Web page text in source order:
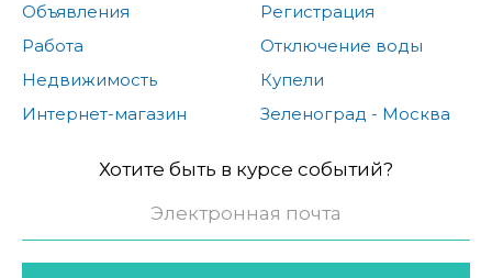
Объявления
Работа
Недвижимость
Интернет-магазин
Регистрация
Отключение воды
Купели
Зеленоград - Москва
Хотите быть в курсе событий?